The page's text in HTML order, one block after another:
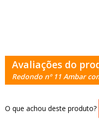
Avaliações do
Redondo nº 11 Ambar
O que achou deste produto?